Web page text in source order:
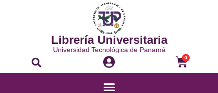
Librería Universitaria
Universidad Tecnológica de Panamá
Buscar 0
Carrito
Menú